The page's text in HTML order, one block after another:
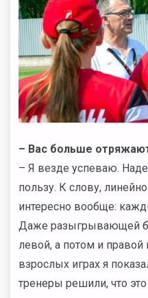
– Вас больше
– Я везде успеваю.
пользу. К слову,
интересно вообще:
Даже разыгрывающей
левой, а потом и
взрослых играх я
тренеры решили, что